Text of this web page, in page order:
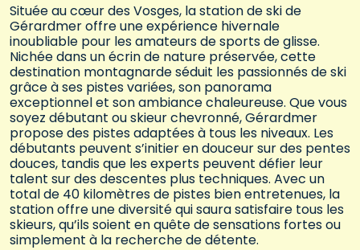
Située au cœur des Vosges, la station de ski de
Gérardmer offre une expérience hivernale
inoubliable pour les amateurs de sports de glisse.
Nichée dans un écrin de nature préservée, cette
destination montagnarde séduit les passionnés de ski
grâce à ses pistes variées, son panorama
exceptionnel et son ambiance chaleureuse. Que vous
soyez débutant ou skieur chevronné, Gérardmer
propose des pistes adaptées à tous les niveaux. Les
débutants peuvent s’initier en douceur sur des pentes
douces, tandis que les experts peuvent défier leur
talent sur des descentes plus techniques. Avec un
total de 40 kilomètres de pistes bien entretenues, la
station offre une diversité qui saura satisfaire tous les
skieurs, qu’ils soient en quête de sensations fortes ou
simplement à la recherche de détente.